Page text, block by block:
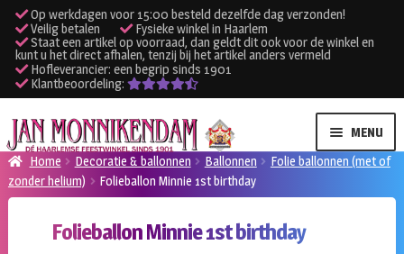
Op werkdagen voor 15:00 besteld dezelfde dag verzonden!
Veilig betalen
Fysieke winkel in Haarlem
Staat een artikel op voorraad, dan geldt dit ook voor de winkel en
kunt u het direct afhalen, tenzij bij het artikel anders vermeld
Hofleverancier: een begrip sinds 1901
Klantbeoordeling:
Ga
door
naar
navigatie
Ga
naar
de
inhoud
MENU
Verhuur kleding
Verhuur apparatuur
Home Decoratie & ballonnen Ballonnen
Folie ballonnen (met of
zonder helium)
Folieballon Minnie 1st birthday
Folieballon Minnie 1st birthday